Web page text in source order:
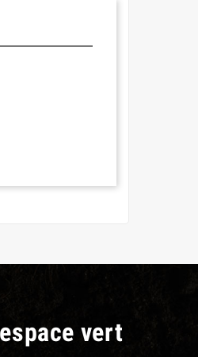
vert